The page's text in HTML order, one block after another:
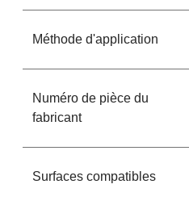
Méthode d'application
Numéro de pièce du
fabricant
Surfaces compatibles